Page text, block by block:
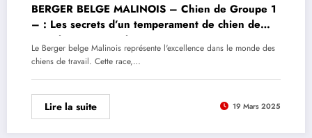
BERGER BELGE MALINOIS – Chien de Groupe 1
– : Les secrets d’un temperament de chien de
travail exceptionnel
Le Berger belge Malinois représente l'excellence dans le monde des
chiens de travail. Cette race,…
Lire la suite 19 Mars 2025